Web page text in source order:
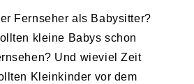
Fernseher als Babysitter?
kleine Babys schon
Und wieviel Zeit
Kleinkinder vor dem